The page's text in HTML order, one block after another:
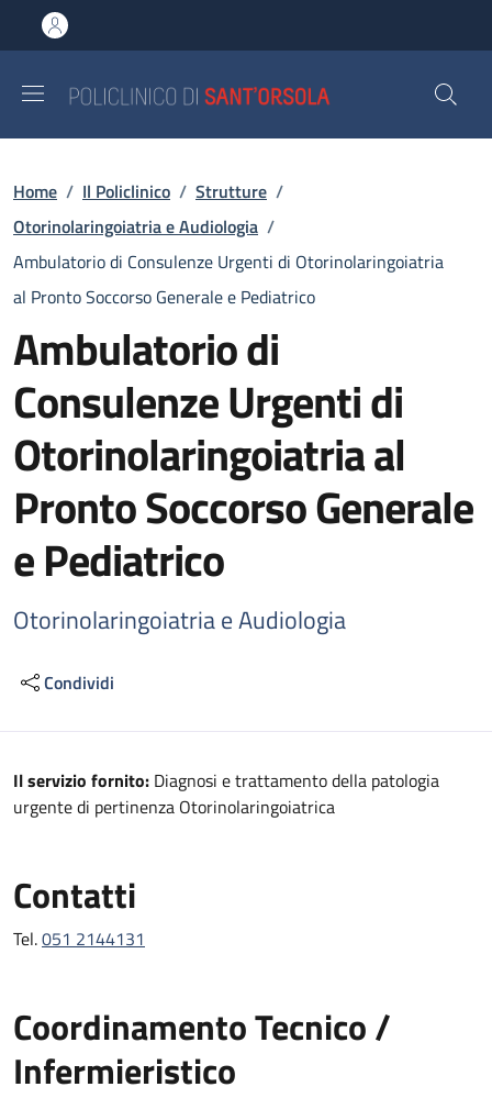
al contenuto principale
to footer content
Briciole di pane
Home / Il Policlinico / Strutture /
Otorinolaringoiatria e Audiologia /
Ambulatorio di Consulenze Urgenti di Otorinolaringoiatria
al Pronto Soccorso Generale e Pediatrico
Ambulatorio di
Consulenze Urgenti di
Otorinolaringoiatria al
Pronto Soccorso Generale
e Pediatrico
Otorinolaringoiatria e Audiologia
Condividi
Descrizione
Il servizio fornito: Diagnosi e trattamento della patologia
urgente di pertinenza Otorinolaringoiatrica
Contatti
Tel.051 2144131
Coordinamento Tecnico /
Infermieristico